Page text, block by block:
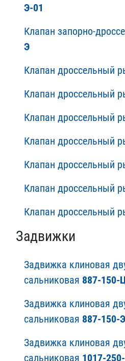
Э-01
Клапан запорно-
Э
Клапан дроссельный
Клапан дроссельный
Клапан дроссельный
Клапан дроссельный
Клапан дроссельный
Клапан дроссельный
Клапан дроссельный
Задвижки
Задвижка клиновая
сальниковая 887-150-
Задвижка клиновая
сальниковая 887-150-Э
Задвижка клиновая
сальниковая 1017-